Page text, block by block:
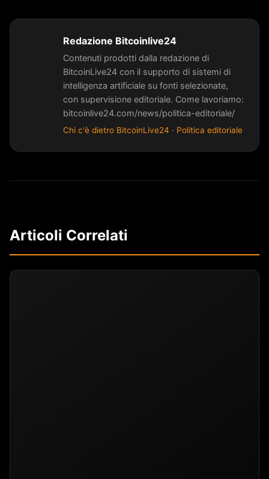
Redazione Bitcoinlive24
Contenuti prodotti dalla redazione di
BitcoinLive24 con il supporto di sistemi di
intelligenza artificiale su fonti selezionate,
con supervisione editoriale. Come lavoriamo:
bitcoinlive24.com/news/politica-editoriale/
Chi c'è dietro BitcoinLive24 · Politica editoriale
Articoli Correlati